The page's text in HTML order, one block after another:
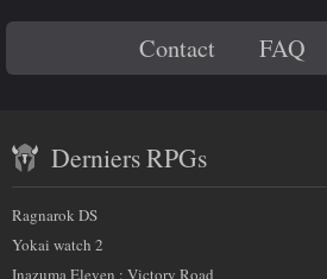
p
)
:
Titre 4
Code
savoir
plus
sur
nous
Contact FAQ
récent
et
partenaires
Derniers RPGs
Ragnarok DS
Yokai watch 2
Inazuma Eleven : Victory Road